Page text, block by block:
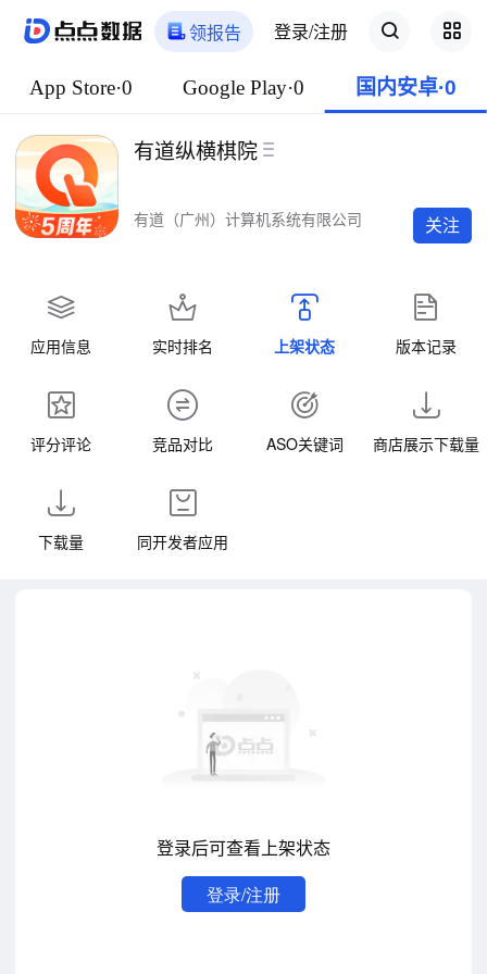
领报告 登录/注册
App Store·0 Google Play·0 国内安卓·0
有道纵横棋院
有道（广州）计算机系统有限公司 关注
应用信息 实时排名 上架状态 版本记录
评分评论 竞品对比 ASO关键词 商店展示下载量
下载量 同开发者应用
登录后可查看上架状态
登录/注册